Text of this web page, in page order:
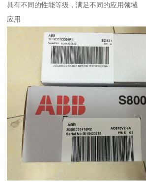
具有不同的性能等级，满足不同的应用领域
应用